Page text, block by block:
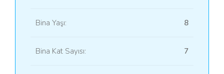
Bina Yaşı: 8
Bina Kat Sayısı: 7